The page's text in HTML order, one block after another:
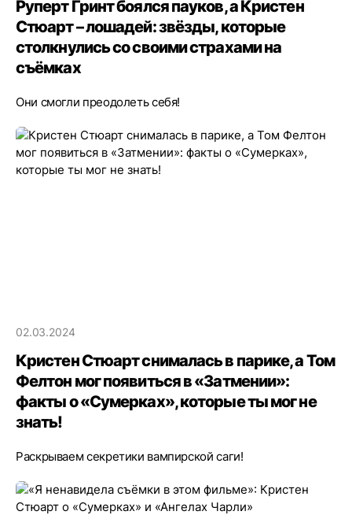
Руперт Гринт боялся пауков, а Кристен
Стюарт – лошадей: звёзды, которые
столкнулись со своими страхами на
съёмках
Они смогли преодолеть себя!
02.03.2024
Кристен Стюарт снималась в парике, а Том
Фелтон мог появиться в «Затмении»:
факты о «Сумерках», которые ты мог не
знать!
Раскрываем секретики вампирской саги!